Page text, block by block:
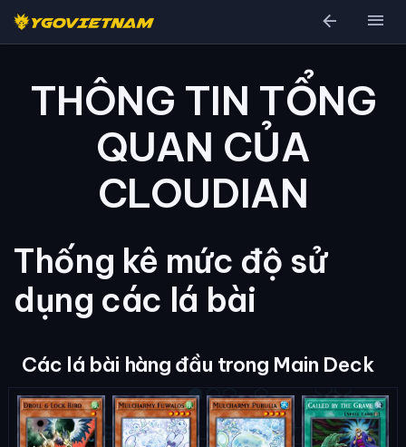
arrow_back menu
THÔNG TIN TỔNG
QUAN CỦA
CLOUDIAN
Thống kê mức độ sử
dụng các lá bài
Các lá bài hàng đầu trong Main Deck